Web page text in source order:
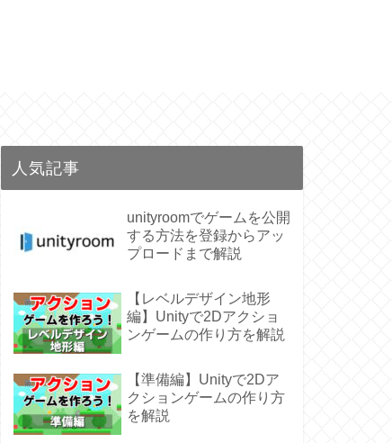
人気記事
unityroomでゲームを公開
する方法を登録からアッ
プロードまで解説
【レベルデザイン地形
編】Unityで2Dアクショ
ンゲームの作り方を解説
【準備編】Unityで2Dア
クションゲームの作り方
を解説